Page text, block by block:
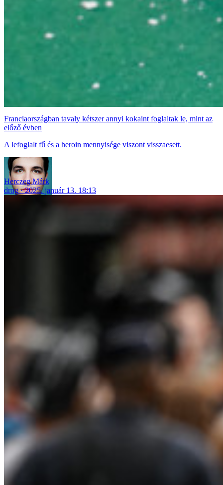
Franciaországban tavaly kétszer annyi kokaint foglaltak le, mint az
előző évben
A lefoglalt fű és a heroin mennyisége viszont visszaesett.
Herczeg Márk
drog
2025. január 13. 18:13